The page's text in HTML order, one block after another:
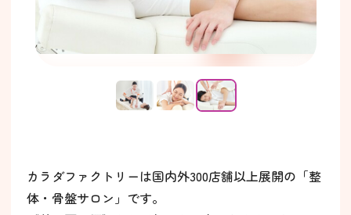
カラダファクトリーは国内外300店舗以上展開の「整
体・骨盤サロン」です。